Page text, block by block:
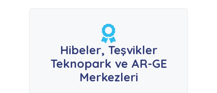
Hibeler, Teşvikler
Teknopark ve AR-GE
Merkezleri